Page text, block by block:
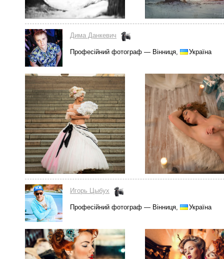
Дима Данкевич
Професійний фотограф — Вінниця, Україна
Игорь Цыбух
Професійний фотограф — Вінниця, Україна